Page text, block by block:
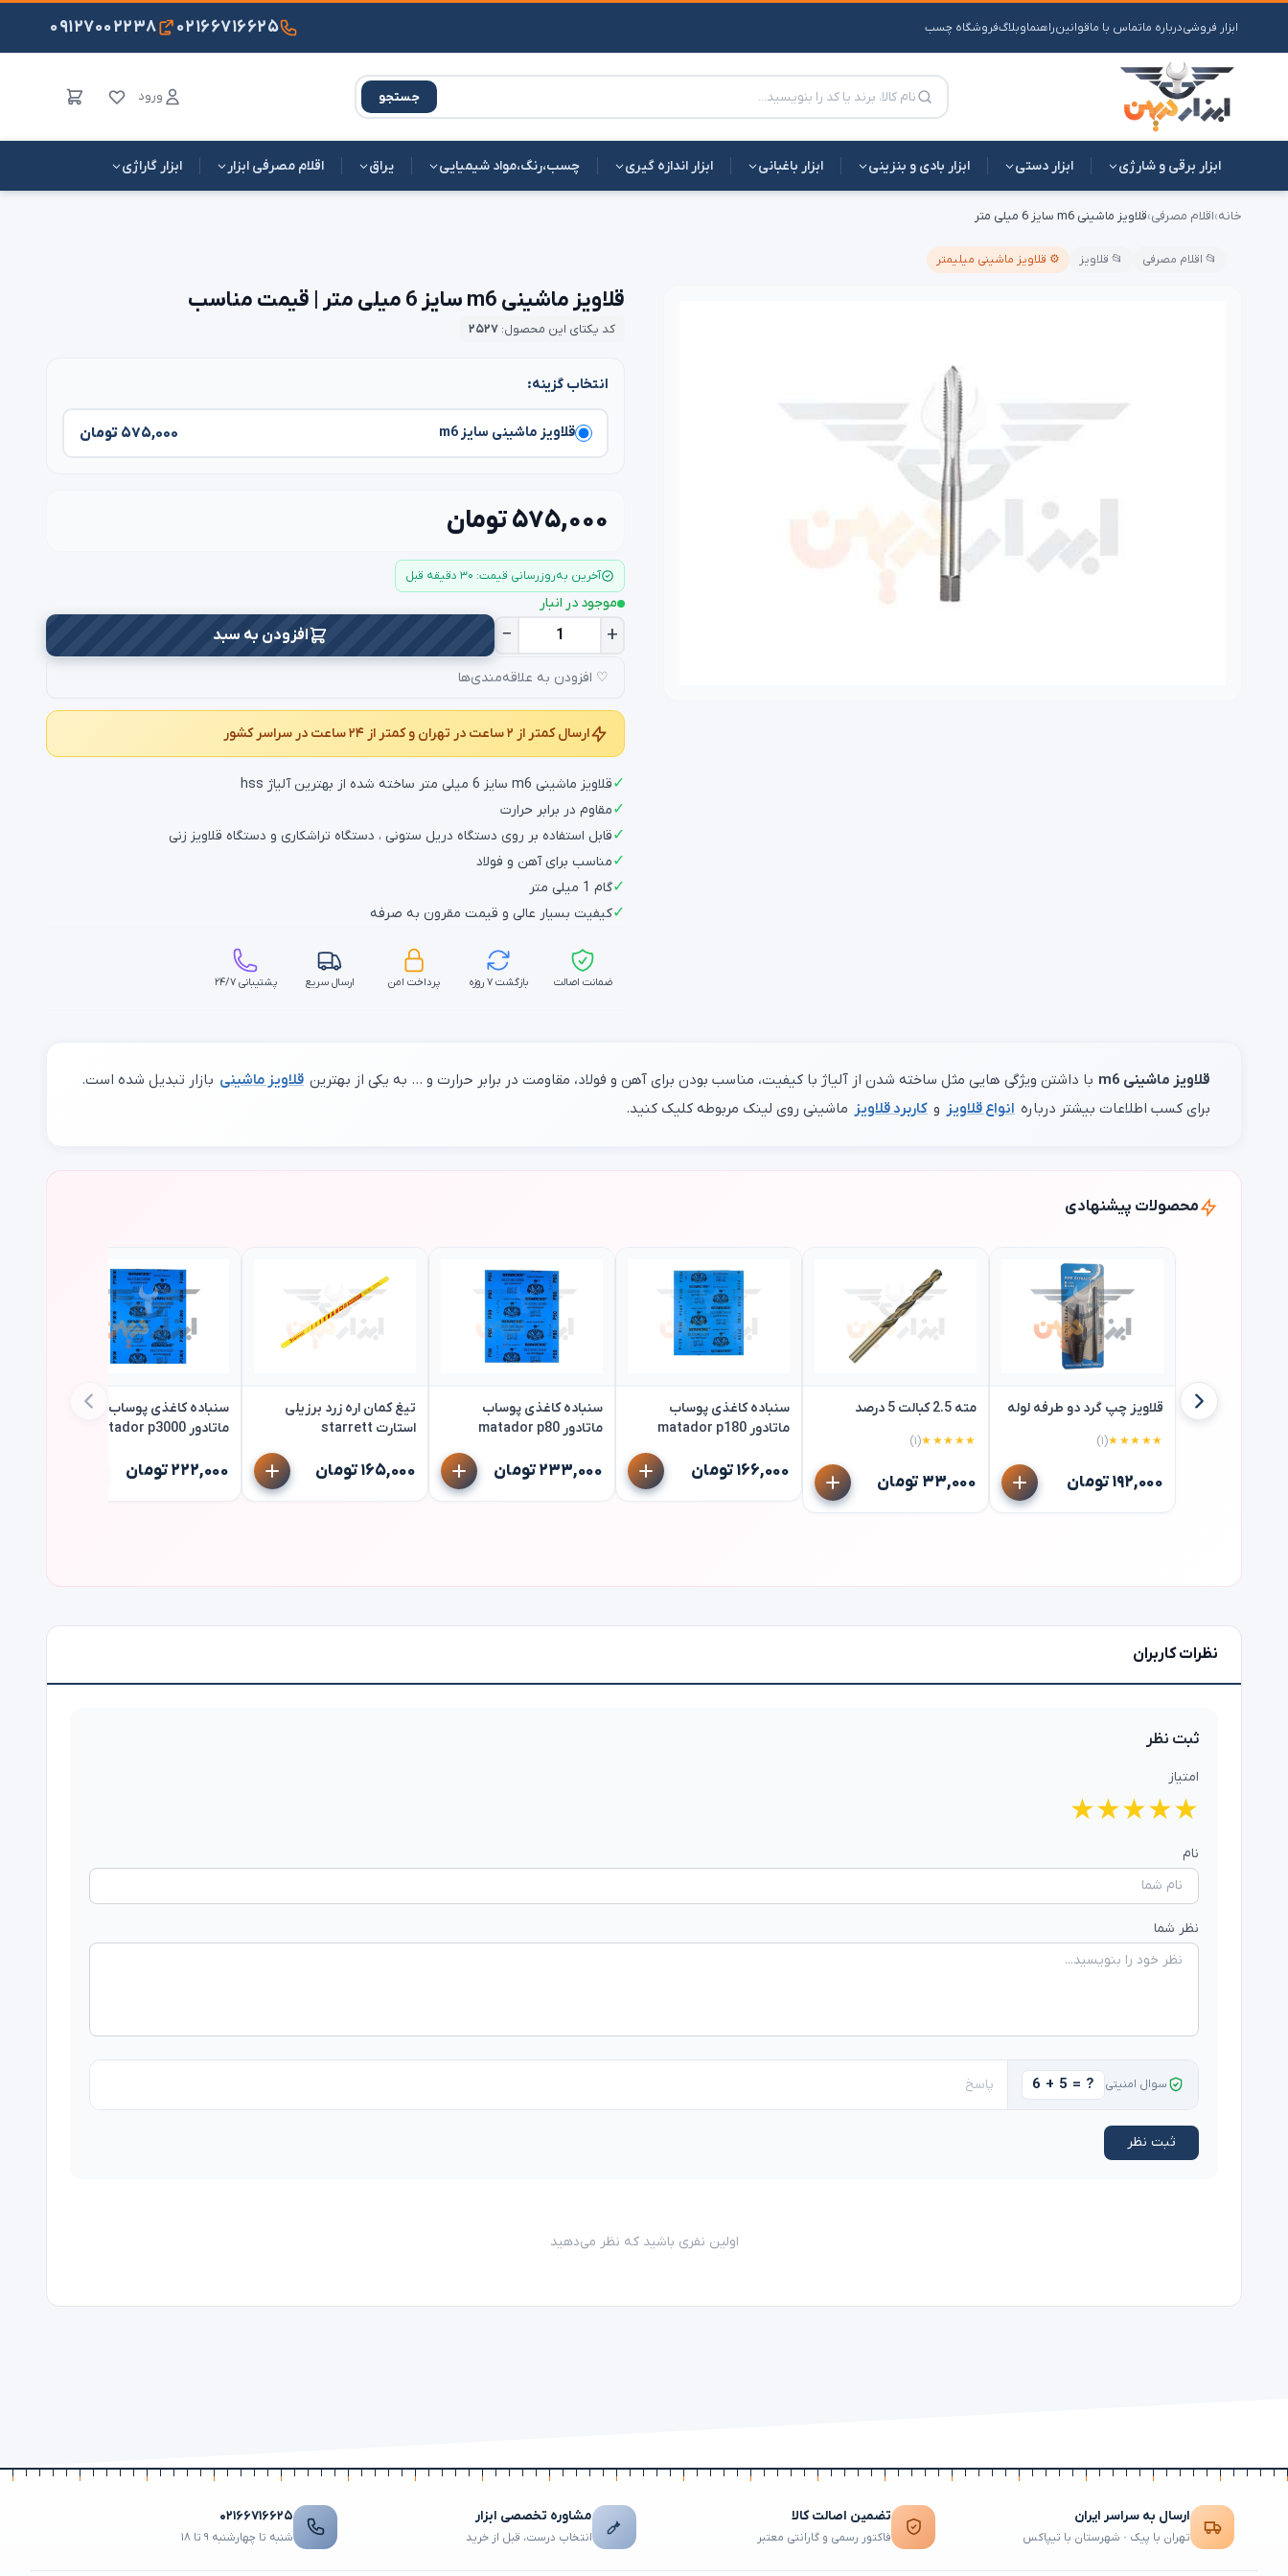
ابزار فروشیدرباره ماتماس با ماقوانینراهنماوبلاگفروشگاه چسب ۰۲۱۶۶۷۱۶۶۲۵ ۰۹۱۲۷۰۰۲۲۳۸
جستجو ورود
ابزار برقی و شارژی ابزار دستی ابزار بادی و بنزینی ابزار باغبانی ابزار اندازه گیری چسب،رنگ،مواد شیمیایی یراق اقلام مصرفی ابزار ابزار گاراژی
خانه›اقلام مصرفی›قلاویز ماشینی m6 سایز 6 میلی متر
📂 اقلام مصرفی 📂 قلاویز ⚙️ قلاویز ماشینی میلیمتر
قلاویز ماشینی m6 سایز 6 میلی متر | قیمت مناسب
کد یکتای این محصول: ۲۵۲۷
انتخاب گزینه:
قلاویز ماشینی سایز m6 ۵۷۵,۰۰۰ تومان
۵۷۵,۰۰۰ تومان
آخرین به‌روزرسانی قیمت: ۳۰ دقیقه قبل
موجود در انبار
− + افزودن به سبد
♡ افزودن به علاقه‌مندی‌ها
ارسال کمتر از ۲ ساعت در تهران و کمتر از ۲۴ ساعت در سراسر کشور
✓قلاویز ماشینی m6 سایز 6 میلی متر ساخته شده از بهترین آلیاژ hss
✓مقاوم در برابر حرارت
✓قابل استفاده بر روی دستگاه دریل ستونی ، دستگاه تراشکاری و دستگاه قلاویز زنی
✓مناسب برای آهن و فولاد
✓گام 1 میلی متر
✓کیفیت بسیار عالی و قیمت مقرون به صرفه
ضمانت اصالت بازگشت ۷ روزه پرداخت امن ارسال سریع پشتیبانی ۲۴/۷
قلاویز ماشینی m6 با داشتن ویژگی هایی مثل ساخته شدن از آلیاژ با کیفیت، مناسب بودن برای آهن و فولاد، مقاومت در برابر حرارت و ... به یکی از بهترین قلاویز ماشینی بازار تبدیل شده است.
برای کسب اطلاعات بیشتر درباره انواع قلاویز و کاربرد قلاویز ماشینی روی لینک مربوطه کلیک کنید.
محصولات پیشنهادی
قلاویز چپ گرد دو طرفه لوله
★★★★★(۱)
۱۹۲,۰۰۰ تومان
مته 2.5 کبالت 5 درصد
★★★★★(۱)
۳۳,۰۰۰ تومان
سنباده کاغذی پوساب
ماتادور matador p180
۱۶۶,۰۰۰ تومان
سنباده کاغذی پوساب
ماتادور matador p80
۲۳۳,۰۰۰ تومان
تیغ کمان اره زرد برزیلی
استارت starrett
۱۶۵,۰۰۰ تومان
سنباده کاغذی پوساب
ماتادور matador p3000
۲۲۲,۰۰۰ تومان
نظرات کاربران
ثبت نظر
امتیاز
★
★
★
★
★
نام
نظر شما
سوال امنیتی 6 + 5 = ?
ثبت نظر
اولین نفری باشید که نظر می‌دهید
ارسال به سراسر ایران
تهران با پیک · شهرستان با تیپاکس
تضمین اصالت کالا
فاکتور رسمی و گارانتی معتبر
مشاوره تخصصی ابزار
انتخاب درست، قبل از خرید
۰۲۱۶۶۷۱۶۶۲۵
شنبه تا چهارشنبه ۹ تا ۱۸